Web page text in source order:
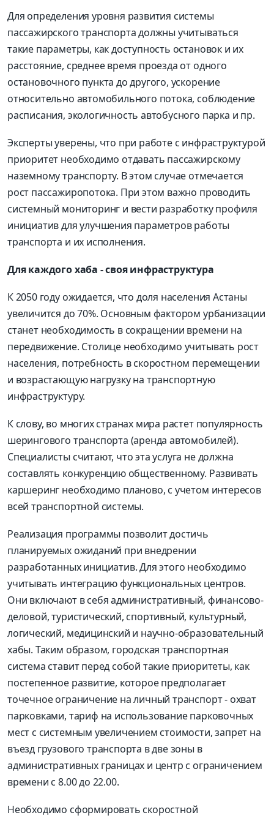
Для определения уровня развития системы
пассажирского транспорта должны учитываться
такие параметры, как доступность остановок и их
расстояние, среднее время проезда от одного
остановочного пункта до другого, ускорение
относительно автомобильного потока, соблюдение
расписания, экологичность автобусного парка и пр.
Эксперты уверены, что при работе с инфраструктурой
приоритет необходимо отдавать пассажирскому
наземному транспорту. В этом случае отмечается
рост пассажиропотока. При этом важно проводить
системный мониторинг и вести разработку профиля
инициатив для улучшения параметров работы
транспорта и их исполнения.
Для каждого хаба - своя инфраструктура
К 2050 году ожидается, что доля населения Астаны
увеличится до 70%. Основным фактором урбанизации
станет необходимость в сокращении времени на
передвижение. Столице необходимо учитывать рост
населения, потребность в скоростном перемещении
и возрастающую нагрузку на транспортную
инфраструктуру.
К слову, во многих странах мира растет популярность
шерингового транспорта (аренда автомобилей).
Специалисты считают, что эта услуга не должна
составлять конкуренцию общественному. Развивать
каршеринг необходимо планово, с учетом интересов
всей транспортной системы.
Реализация программы позволит достичь
планируемых ожиданий при внедрении
разработанных инициатив. Для этого необходимо
учитывать интеграцию функциональных центров.
Они включают в себя административный, финансово-
деловой, туристический, спортивный, культурный,
логический, медицинский и научно-образовательный
хабы. Таким образом, городская транспортная
система ставит перед собой такие приоритеты, как
постепенное развитие, которое предполагает
точечное ограничение на личный транспорт - охват
парковками, тариф на использование парковочных
мест с системным увеличением стоимости, запрет на
въезд грузового транспорта в две зоны в
административных границах и центр с ограничением
времени с 8.00 до 22.00.
Необходимо сформировать скоростной